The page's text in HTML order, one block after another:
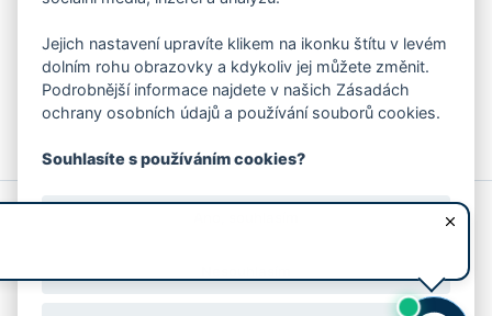
Chcete dostávat do svého mobilu či mailu upozornění na
ankety, pozvánky na kulturní a sportovní akce?
Více informací o aplikaci
© 2026 Magistrát města Zlína
Prohlášení o používání cookies
Jejich nastavení upravíte klikem na ikonku štítu v levém
dolním rohu obrazovky a kdykoliv jej můžete změnit.
Podrobnější informace najdete v našich Zásadách
ochrany osobních údajů a používání souborů cookies.
Souhlasíte s používáním cookies?